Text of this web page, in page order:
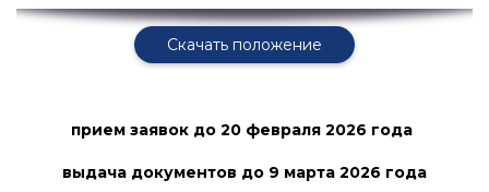
Скачать положение
прием заявок до 20 февраля 2026 года
выдача документов до 9 марта2026 года